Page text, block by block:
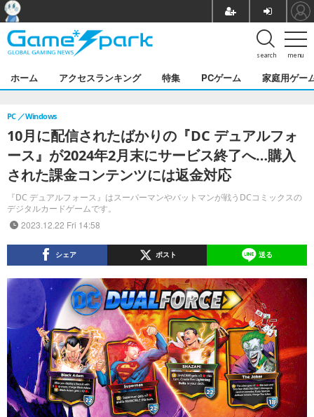
menu
search
ホーム アクセスランキング 特集 PCゲーム 家庭用ゲー
10月に配信されたばかりの『DC デュアルフォ
ース』が2024年2月末にサービス終了へ…購入
された課金コンテンツには返金対応
『DC デュアルフォース』はスーパーマンやバットマンが戦うDCコミックスの
デジタルカードゲームです。
PC Windows
2023.12.22 Fri 14:58
シェア ポスト 送る